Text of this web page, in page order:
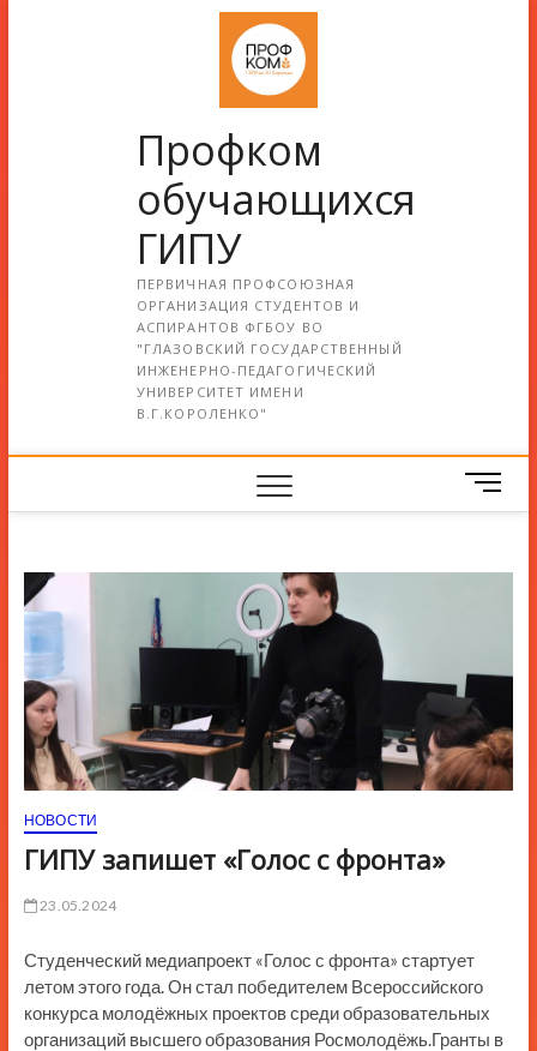
Профком
обучающихся
ГИПУ
ПЕРВИЧНАЯ ПРОФСОЮЗНАЯ
ОРГАНИЗАЦИЯ СТУДЕНТОВ И
АСПИРАНТОВ ФГБОУ ВО
"ГЛАЗОВСКИЙ ГОСУДАРСТВЕННЫЙ
ИНЖЕНЕРНО-ПЕДАГОГИЧЕСКИЙ
УНИВЕРСИТЕТ ИМЕНИ
В.Г.КОРОЛЕНКО"
М
е
и
НОВОСТИ
ГИПУ запишет «Голос с фронта»
23.05.2024
Студенческий медиапроект «Голос с фронта» стартует
летом этого года. Он стал победителем Всероссийского
конкурса молодёжных проектов среди образовательных
организаций высшего образования Росмолодёжь.Гранты в